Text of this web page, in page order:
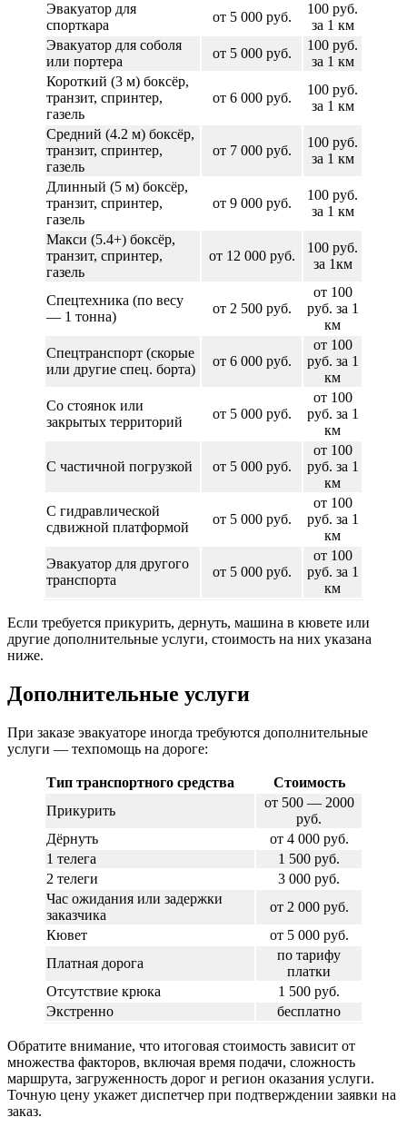
Эвакуатор для
спорткара
от 5 000 руб.
100 руб.
за 1 км
Эвакуатор для соболя
или портера
от 5 000 руб.
100 руб.
за 1 км
Короткий (3 м) боксёр,
транзит, спринтер,
газель
от 6 000 руб.
100 руб.
за 1 км
Средний (4.2 м) боксёр,
транзит, спринтер,
газель
от 7 000 руб.
100 руб.
за 1 км
Длинный (5 м) боксёр,
транзит, спринтер,
газель
от 9 000 руб.
100 руб.
за 1 км
Макси (5.4+) боксёр,
транзит, спринтер,
газель
от 12 000 руб.
100 руб.
за 1км
Спецтехника (по весу
— 1 тонна)
от 2 500 руб.
от 100
руб. за 1
км
Спецтранспорт (скорые
или другие спец. борта)
от 6 000 руб.
от 100
руб. за 1
км
Со стоянок или
закрытых территорий
от 5 000 руб.
от 100
руб. за 1
км
С частичной погрузкой от 5 000 руб.
от 100
руб. за 1
км
С гидравлической
сдвижной платформой
от 5 000 руб.
от 100
руб. за 1
км
Эвакуатор для другого
транспорта
от 5 000 руб.
от 100
руб. за 1
км
Если требуется прикурить, дернуть, машина в кювете или
другие дополнительные услуги, стоимость на них указана
ниже.
Дополнительные услуги
При заказе эвакуаторе иногда требуются дополнительные
услуги — техпомощь на дороге:
Тип транспортного средства
Стоимость
Прикурить
от 500 — 2000
руб.
Дёрнуть
от 4 000 руб.
1 телега
1 500 руб.
2 телеги
3 000 руб.
Час ожидания или задержки
заказчика
от 2 000 руб.
Кювет
от 5 000 руб.
Платная дорога
по тарифу
платки
Отсутствие крюка
1 500 руб.
Экстренно
бесплатно
Обратите внимание, что итоговая стоимость зависит от
множества факторов, включая время подачи, сложность
маршрута, загруженность дорог и регион оказания услуги.
Точную цену укажет диспетчер при подтверждении заявки на
заказ.